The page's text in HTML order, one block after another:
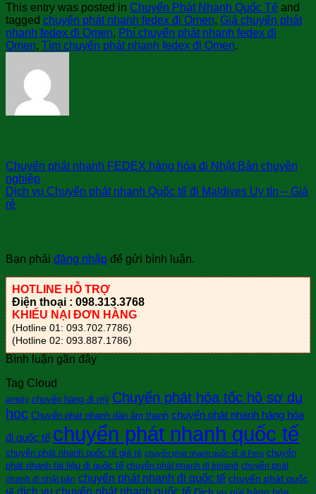
This entry was posted in Chuyển Phát Nhanh Quốc Tế and
tagged chuyển phát nhanh fedex đi Omen, Giá chuyển phát
nhanh fedex đi Omen, Phí chuyển phát nhanh fedex đi
Omen, Tìm chuyển phát nhanh fedex đi Omen.
Chuyển phát nhanh FEDEX hàng hóa đi Nhật Bản chuyên
nghiệp
Dịch vụ Chuyển phát nhanh Quốc tế đi Maldives Uy tín – Giá
rẻ
Bạn phải đăng nhập để gửi bình luận.
HOTLINE HỖ TRỢ
Điện thoại : 098.313.3768
KHIẾU NẠI ĐƠN HÀNG
(Hotline 01: 093.702.7786)
(Hotline 02: 093.887.1786)
Bình luận gần đây
Tag Cloud
amply chuyển hàng đi mỹ Chuyển phát hỏa tốc hồ sơ du
học Chuyển phát nhanh dàn âm thanh chuyển phát nhanh hàng hóa
đi quốc tế chuyển phát nhanh quốc tế
chuyển phát nhanh quốc tế giá rẻ chuyển phát nhanh quốc tế đi Peru chuyển
phát nhanh tài liệu đi quốc tế chuyển phát nhanh đi Ireland chuyển phát
nhanh đi nhật bản chuyển phát nhanh đi quốc tế chuyển phát quốc
tế dịch vụ chuyển phát nhanh quốc tế Dịch vụ gửi hàng hóa